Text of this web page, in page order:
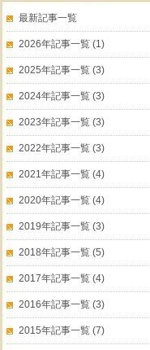
最新記事一覧
2026年記事一覧 (1)
2025年記事一覧 (3)
2024年記事一覧 (3)
2023年記事一覧 (3)
2022年記事一覧 (3)
2021年記事一覧 (4)
2020年記事一覧 (4)
2019年記事一覧 (3)
2018年記事一覧 (5)
2017年記事一覧 (4)
2016年記事一覧 (3)
2015年記事一覧 (7)